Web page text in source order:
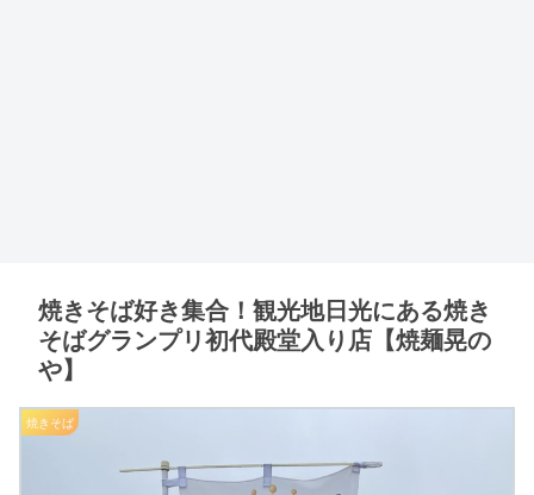
焼きそば好き集合！観光地日光にある焼き
そばグランプリ初代殿堂入り店【焼麺晃の
や】
焼きそば